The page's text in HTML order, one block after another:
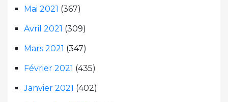
Mai 2021 (367)
Avril 2021 (309)
Mars 2021 (347)
Février 2021 (435)
Janvier 2021 (402)